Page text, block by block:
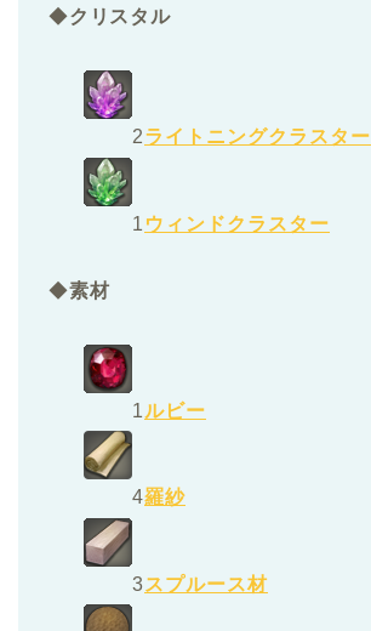
◆クリスタル
2ライトニングクラスター
1 ウィンドクラスター
◆素材
1ルビー
4羅紗
3スプルース材